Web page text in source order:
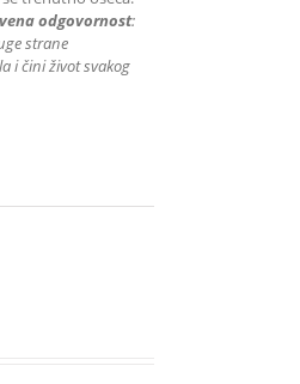
odgovornost:
strane
i čini život svakog